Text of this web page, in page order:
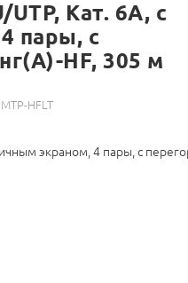
UTP, Кат. 6A, с
пары, с
HF, 305 м
HFLT
экраном, 4 пары, с